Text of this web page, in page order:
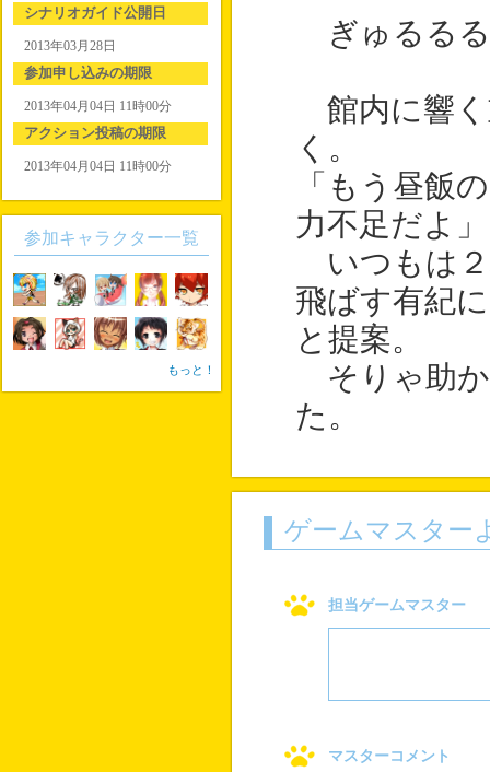
ぎゅるる
館内に響く
く。
「もう昼飯
力不足だよ」
いつもは２
飛ばす有紀
と提案。
そりゃ助か
た。
ゲームマスター
担当ゲームマスター
マスターコメント
シナリオガイド公開日
2013年03月28日
参加申し込みの期限
2013年04月04日 11時00分
アクション投稿の期限
2013年04月04日 11時00分
参加キャラクター一覧
もっと！